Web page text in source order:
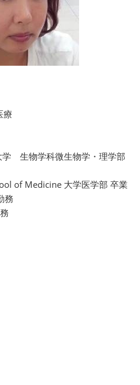
療
生物学科微生物学・理学部
of Medicine 大学医学部 卒業
務